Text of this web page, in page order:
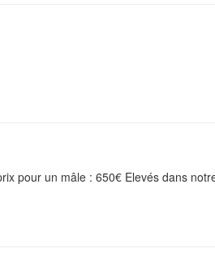
pour un mâle : 650€ Elevés dans